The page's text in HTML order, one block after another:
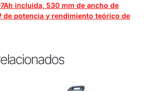
incluida, 530 mm de ancho de
de potencia y rendimiento teórico de